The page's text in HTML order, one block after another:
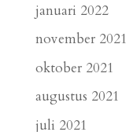
januari 2022
november 2021
oktober 2021
augustus 2021
juli 2021